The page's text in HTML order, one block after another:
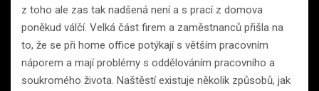
z toho ale zas tak nadšená není a s prací z domova
poněkud válčí. Velká část firem a zaměstnanců přišla na
to, že se při home office potýkají s větším pracovním
náporem a mají problémy s oddělováním pracovního a
soukromého života. Naštěstí existuje několik způsobů, jak